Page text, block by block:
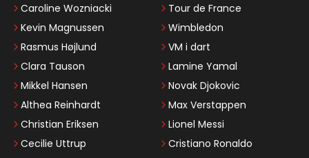
Caroline Wozniacki
Kevin Magnussen
Rasmus Højlund
Clara Tauson
Mikkel Hansen
Althea Reinhardt
Christian Eriksen
Cecilie Uttrup
Tour de France
Wimbledon
VM i dart
Lamine Yamal
Novak Djokovic
Max Verstappen
Lionel Messi
Cristiano Ronaldo